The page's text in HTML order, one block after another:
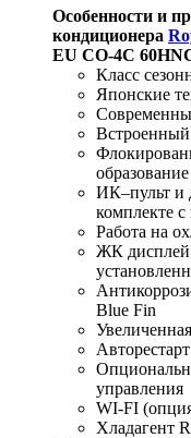
Особенности и
кондиционера
EU CO-4C
Класс
Японские
ИК–пульт и
комплекте
Работа на
ЖК дисплей
Blue Fin
Авторестарт
управления
WI-FI
Хладагент